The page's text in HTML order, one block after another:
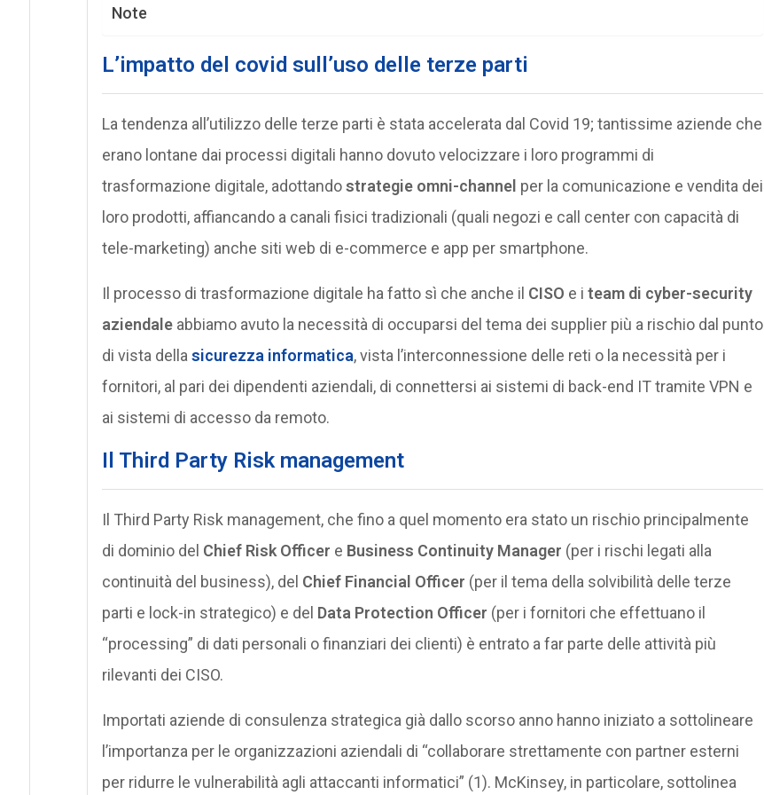
Note
L’impatto del covid sull’uso delle terze parti
La tendenza all’utilizzo delle terze parti è stata accelerata dal Covid 19; tantissime aziende che
erano lontane dai processi digitali hanno dovuto velocizzare i loro programmi di
trasformazione digitale, adottandostrategie omni-channel per la comunicazione e vendita dei
loro prodotti, affiancando a canali fisici tradizionali (quali negozi e call center con capacità di
tele-marketing) anche siti web di e-commerce e app per smartphone.
Il processo di trasformazione digitale ha fatto sì che anche il CISO e i team di cyber-security
aziendaleabbiamo avuto la necessità di occuparsi del tema dei supplier più a rischio dal punto
di vista della sicurezza informatica, vista l’interconnessione delle reti o la necessità per i
fornitori, al pari dei dipendenti aziendali, di connettersi ai sistemi di back-end IT tramite VPN e
ai sistemi di accesso da remoto.
Il Third Party Risk management
Il Third Party Risk management, che fino a quel momento era stato un rischio principalmente
di dominio del Chief Risk Officer e Business Continuity Manager (per i rischi legati alla
continuità del business), del Chief Financial Officer (per il tema della solvibilità delle terze
parti e lock-in strategico) e del Data Protection Officer (per i fornitori che effettuano il
“processing” di dati personali o finanziari dei clienti) è entrato a far parte delle attività più
rilevanti dei CISO.
Importati aziende di consulenza strategica già dallo scorso anno hanno iniziato a sottolineare
l’importanza per le organizzazioni aziendali di “collaborare strettamente con partner esterni
per ridurre le vulnerabilità agli attaccanti informatici” (1). McKinsey, in particolare, sottolinea